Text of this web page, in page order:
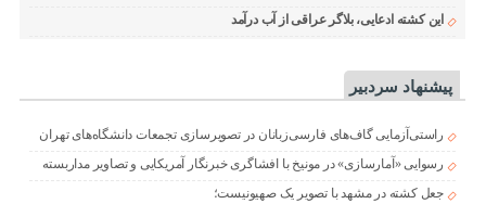
این کشته ادعایی، بلاگر عراقی از آب درآمد
پیشنهاد سردبیر
راستی‌آزمایی گاف‌های فارسی‌زبانان در تصویرسازی تجمعات دانشگاه‌های تهران
رسوایی «آمارسازی» در مونیخ با افشاگری خبرنگار آمریکایی و تصاویر مداربسته
جعل کشته در مشهد با تصویر یک صهیونیست؛